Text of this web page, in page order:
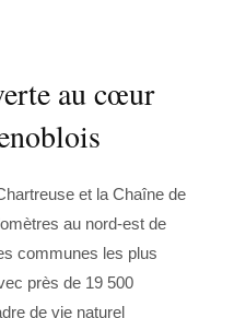
au cœur
et la Chaîne de
au nord-est de
communes les plus
près de 19 500
de vie naturel